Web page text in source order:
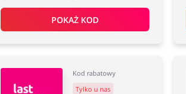
POKAŻ KOD
Kod rabatowy
Tylko u nas